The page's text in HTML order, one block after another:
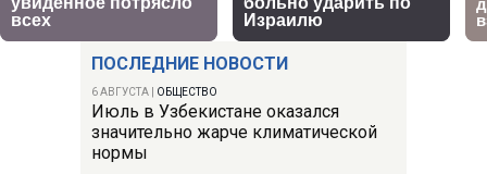
ПОСЛЕДНИЕ НОВОСТИ
6 АВГУСТА ОБЩЕСТВО
Июль в Узбекистане оказался
значительно жарче климатической
нормы